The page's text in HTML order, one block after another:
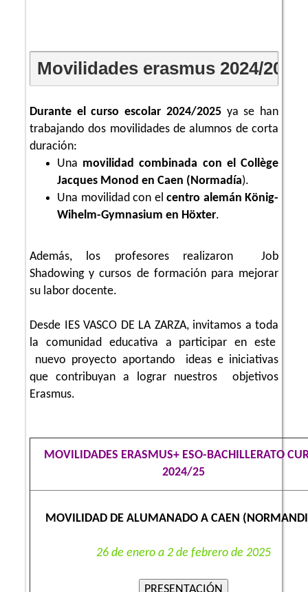
Movilidades erasmus 2024/2025
Durante el curso escolar 2024/2025ya se han
trabajando dos movilidades de alumnos de corta
duración:
Una movilidad combinada con el Collège
Jacques Monod en Caen (Normadía).
Una movilidad con el centro alemán König-
Wihelm-Gymnasium en Höxter.
Además, los profesores realizaron Job
Shadowing y cursos de formación para mejorar
su labor docente.
Desde IES VASCO DE LA ZARZA, invitamos a toda
la comunidad educativa a participar en este
nuevo proyecto aportando ideas e iniciativas
que contribuyan a lograr nuestros objetivos
Erasmus.
MOVILIDADES ERASMUS+ ESO-BACHILLERATO
2024/25
MOVILIDAD DE ALUMANADO A CAEN
26 de enero a 2 de febrero de 2025